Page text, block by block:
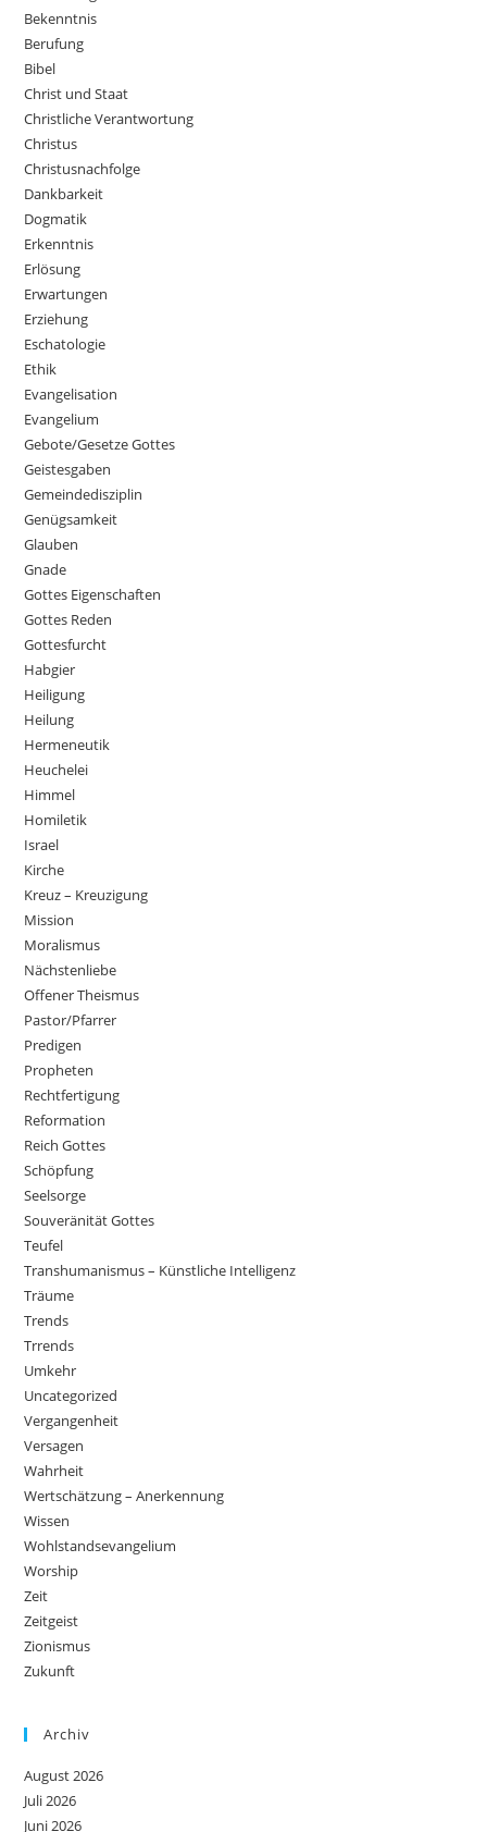
Bekenntnis
Berufung
Bibel
Christ und Staat
Christliche Verantwortung
Christus
Christusnachfolge
Dankbarkeit
Dogmatik
Erkenntnis
Erlösung
Erwartungen
Erziehung
Eschatologie
Ethik
Evangelisation
Evangelium
Gebote/Gesetze Gottes
Geistesgaben
Gemeindedisziplin
Genügsamkeit
Glauben
Gnade
Gottes Eigenschaften
Gottes Reden
Gottesfurcht
Habgier
Heiligung
Heilung
Hermeneutik
Heuchelei
Himmel
Homiletik
Israel
Kirche
Kreuz – Kreuzigung
Mission
Moralismus
Nächstenliebe
Offener Theismus
Pastor/Pfarrer
Predigen
Propheten
Rechtfertigung
Reformation
Reich Gottes
Schöpfung
Seelsorge
Souveränität Gottes
Teufel
Transhumanismus – Künstliche Intelligenz
Träume
Trends
Trrends
Umkehr
Uncategorized
Vergangenheit
Versagen
Wahrheit
Wertschätzung – Anerkennung
Wissen
Wohlstandsevangelium
Worship
Zeit
Zeitgeist
Zionismus
Zukunft
Archiv
August 2026
Juli 2026
Juni 2026